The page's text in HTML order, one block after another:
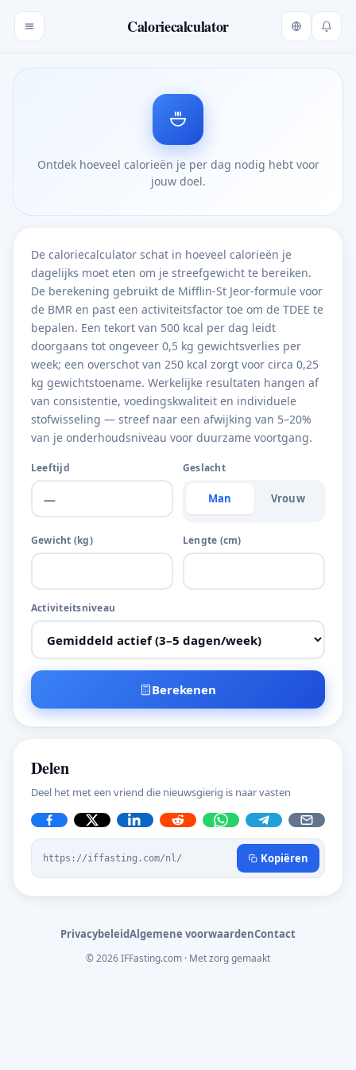
Caloriecalculator
Ontdek hoeveel calorieën je per dag nodig hebt voor
jouw doel.
De caloriecalculator schat in hoeveel calorieën je
dagelijks moet eten om je streefgewicht te bereiken.
De berekening gebruikt de Mifflin-St Jeor-formule voor
de BMR en past een activiteitsfactor toe om de TDEE te
bepalen. Een tekort van 500 kcal per dag leidt
doorgaans tot ongeveer 0,5 kg gewichtsverlies per
week; een overschot van 250 kcal zorgt voor circa 0,25
kg gewichtstoename. Werkelijke resultaten hangen af
van consistentie, voedingskwaliteit en individuele
stofwisseling — streef naar een afwijking van 5–20%
van je onderhoudsniveau voor duurzame voortgang.
Leeftijd Geslacht
Man Vrouw
Gewicht (kg) Lengte (cm)
Activiteitsniveau
Berekenen
Delen
Deel het met een vriend die nieuwsgierig is naar vasten
https://iffasting.com/nl/ Kopiëren
PrivacybeleidAlgemene voorwaardenContact
© 2026 IFFasting.com · Met zorg gemaakt